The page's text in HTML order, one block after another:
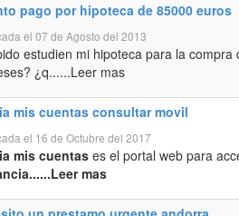
pago por hipoteca de 85000 euros
el 07 de Agosto del 2013
estudien mi hipoteca para la
¿q......Leer mas
mis cuentas consultar movil
el 16 de Octubre del 2017
mis cuentas es el portal web para
mas